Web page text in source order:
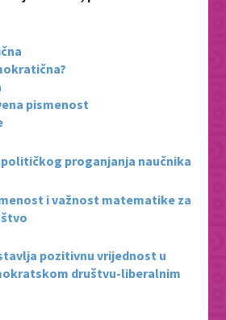
pismenost
proganjanja naučnika
i važnost matematike za
pozitivnu vrijednost u
društvu-liberalnim